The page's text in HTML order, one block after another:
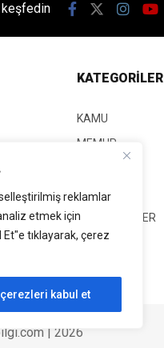
reklamlar
etmek için
tıklayarak, çerez
kabul et
keşfedin
KATEGORİLER
KAMU
MEMUR
EĞİTİM
GÜNCEL HABER
SİYASET
| 2026